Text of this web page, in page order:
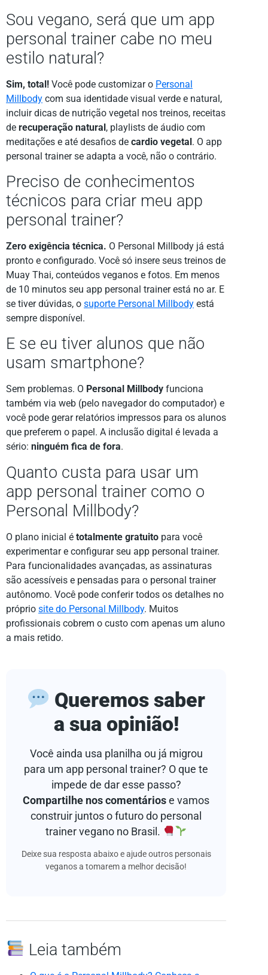
Sou vegano, será que um app
personal trainer cabe no meu
estilo natural?
Sim, total! Você pode customizar o Personal
Millbody com sua identidade visual verde e natural,
incluir dicas de nutrição vegetal nos treinos, receitas
de recuperação natural, playlists de áudio com
meditações e até desafios de cardio vegetal. O app
personal trainer se adapta a você, não o contrário.
Preciso de conhecimentos
técnicos para criar meu app
personal trainer?
Zero exigência técnica. O Personal Millbody já está
pronto e configurado. Você só insere seus treinos de
Muay Thai, conteúdos veganos e fotos. Em menos
de 10 minutos seu app personal trainer está no ar. E
se tiver dúvidas, o suporte Personal Millbody está
sempre disponível.
E se eu tiver alunos que não
usam smartphone?
Sem problemas. O Personal Millbody funciona
também via web (pelo navegador do computador) e
você pode gerar relatórios impressos para os alunos
que preferem o papel. A inclusão digital é levada a
sério: ninguém fica de fora.
Quanto custa para usar um
app personal trainer como o
Personal Millbody?
O plano inicial é totalmente gratuito para você
experimentar e configurar seu app personal trainer.
Para funcionalidades avançadas, as assinaturas
são acessíveis e pensadas para o personal trainer
autônomo. Você pode conferir todos os detalhes no
próprio site do Personal Millbody. Muitos
profissionais cobrem o custo com apenas um aluno
a mais retido.
Queremos saber
a sua opinião!
Você ainda usa planilha ou já migrou
para um app personal trainer? O que te
impede de dar esse passo?
Compartilhe nos comentários e vamos
construir juntos o futuro do personal
trainer vegano no Brasil.
Deixe sua resposta abaixo e ajude outros personais
veganos a tomarem a melhor decisão!
Leia também